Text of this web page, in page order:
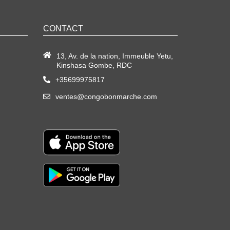
CONTACT
13, Av. de la nation, Immeuble Yetu,
Kinshasa Gombe, RDC
+35699975817
ventes@congobonmarche.com